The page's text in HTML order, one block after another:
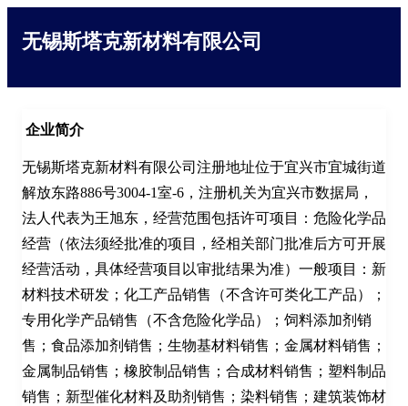
无锡斯塔克新材料有限公司
企业简介
无锡斯塔克新材料有限公司注册地址位于宜兴市宜城街道
解放东路886号3004-1室-6，注册机关为宜兴市数据局，
法人代表为王旭东，经营范围包括许可项目：危险化学品
经营（依法须经批准的项目，经相关部门批准后方可开展
经营活动，具体经营项目以审批结果为准）一般项目：新
材料技术研发；化工产品销售（不含许可类化工产品）；
专用化学产品销售（不含危险化学品）；饲料添加剂销
售；食品添加剂销售；生物基材料销售；金属材料销售；
金属制品销售；橡胶制品销售；合成材料销售；塑料制品
销售；新型催化材料及助剂销售；染料销售；建筑装饰材